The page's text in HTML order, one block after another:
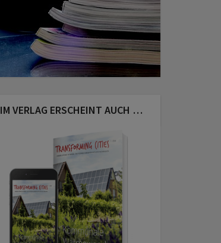
IM VERLAG ERSCHEINT AUCH …